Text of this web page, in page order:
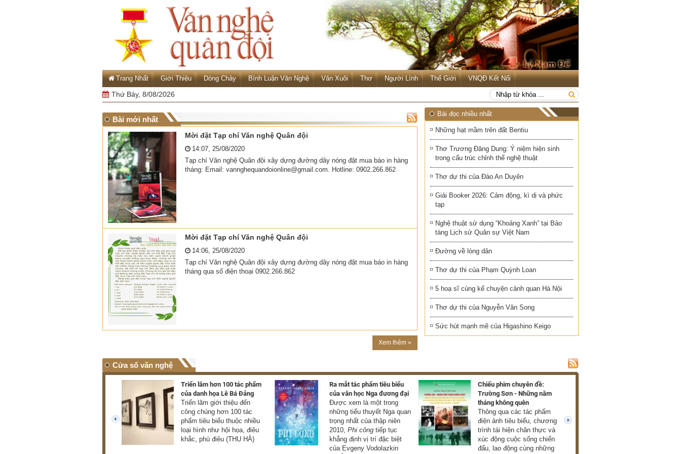
Trang Nhất Giới Thiệu Dòng Chảy Bình Luận Văn Nghệ Văn Xuôi Thơ Người Lính Thế Giới VNQĐ Kết Nối
Thứ Bảy, 8/08/2026
Bài mới nhất
Mời đặt Tạp chí Văn nghệ Quân đội
14:07, 25/08/2020
Tạp chí Văn nghệ Quân đội xây dựng đường dây nóng đặt mua báo in hàng
tháng: Email: vannghequandoionline@gmail.com. Hotline: 0902.266.862
Mời đặt Tạp chí Văn nghệ Quân đội
14:06, 25/08/2020
Tạp chí Văn nghệ Quân đội xây dựng đường dây nóng đặt mua báo in hàng
tháng qua số điện thoại 0902.266.862
Xem thêm »
Bài đọc nhiều nhất
Những hạt mầm trên đất Bentiu
Thơ Trương Đăng Dung: Ý niệm hiện sinh
trong cấu trúc chỉnh thể nghệ thuật
Thơ dự thi của Đào An Duyên
Giải Booker 2026: Cảm động, kì dị và phức
tạp
Nghệ thuật sử dụng “Khoảng Xanh” tại Bảo
tàng Lịch sử Quân sự Việt Nam
Đường về lòng dân
Thơ dự thi của Phạm Quỳnh Loan
5 hoạ sĩ cùng kể chuyện cảnh quan Hà Nội
Thơ dự thi của Nguyễn Văn Song
Sức hút mạnh mẽ của Higashino Keigo
Cửa sổ văn nghệ
Triển lãm hơn 100 tác phẩm
của danh họa Lê Bá Đảng
Triển lãm giới thiệu đến
công chúng hơn 100 tác
phẩm tiêu biểu thuộc nhiều
loại hình như hội họa, điêu
khắc, phù điêu (THU HÀ)
Ra mắt tác phẩm tiêu biểu
của văn học Nga đương đại
Được xem là một trong
những tiểu thuyết Nga quan
trọng nhất của thập niên
2010, Phi công tiếp tục
khẳng định vị trí đặc biệt
của Evgeny Vodolazkin
Chiếu phim chuyên đề:
Trường Sơn - Những năm
tháng không quên
Thông qua các tác phẩm
điện ảnh tiêu biểu, chương
trình tái hiện chân thực và
xúc động cuộc sống chiến
đấu, lao động cùng những
prev next